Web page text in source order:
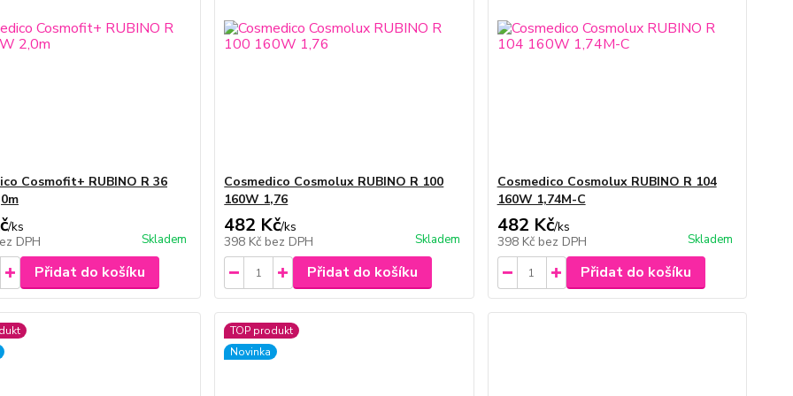
Cosmofit+ RUBINO R 36
/ks
DPH
Skladem
Přidat do košíku
Cosmedico Cosmolux RUBINO R 100
160W 1,76
482 Kč/ks
398 Kč bez DPH Skladem
Přidat do košíku
Cosmedico Cosmolux RUBINO R 104
160W 1,74M-C
482 Kč/ks
398 Kč bez DPH Skladem
Přidat do košíku
TOP produkt
Novinka